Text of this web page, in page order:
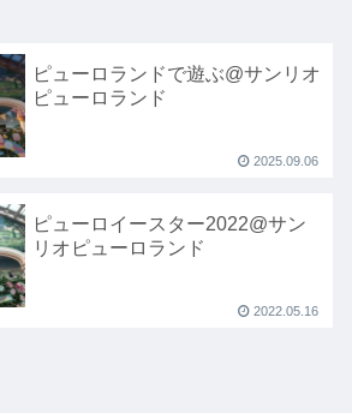
ピューロランドで遊ぶ@サンリオ
ピューロランド
2025.09.06
ピューロイースター2022@サン
リオピューロランド
2022.05.16